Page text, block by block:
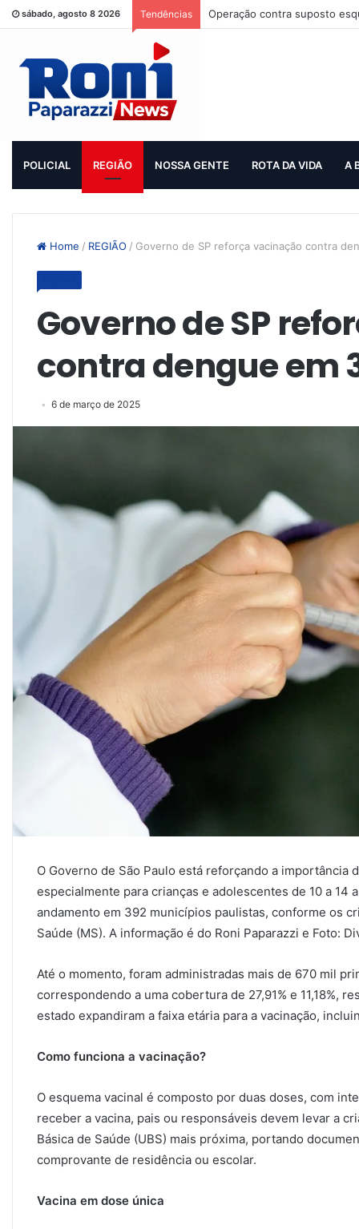
sábado, agosto 8 2026 Tendências Operação contra suposto
POLICIAL REGIÃO NOSSA GENTE ROTA DA VIDA A
Home / REGIÃO / Governo de SP reforça vacinação contra
Governo de SP
contra dengue em
6 de março de 2025
O Governo de São Paulo está reforçando a importância
especialmente para crianças e adolescentes de 10 a 14
andamento em 392 municípios paulistas, conforme os
Saúde (MS). A informação é do Roni Paparazzi e Foto:
Até o momento, foram administradas mais de 670 mil
correspondendo a uma cobertura de 27,91% e 11,18%,
estado expandiram a faixa etária para a vacinação,
Como funciona a vacinação?
O esquema vacinal é composto por duas doses, com
receber a vacina, pais ou responsáveis devem levar a
Básica de Saúde (UBS) mais próxima, portando
comprovante de residência ou escolar.
Vacina em dose única